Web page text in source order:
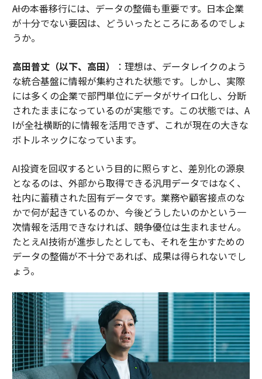
――AIの本番移行には、データの整備も重要です。日本企業
が十分でない要因は、どういったところにあるのでしょ
うか。
高田普丈（以下、高田）
：理想は、データレイクのよう
な統合基盤に情報が集約された状態です。しかし、実際
には多くの企業で部門単位にデータがサイロ化し、分断
されたままになっているのが実態です。この状態では、A
Iが全社横断的に情報を活用できず、これが現在の大きな
ボトルネックになっています。
AI投資を回収するという目的に照らすと、差別化の源泉
となるのは、外部から取得できる汎用データではなく、
社内に蓄積された固有データです。業務や顧客接点のな
かで何が起きているのか、今後どうしたいのかという一
次情報を活用できなければ、競争優位は生まれません。
たとえAI技術が進歩したとしても、それを生かすための
データの整備が不十分であれば、成果は得られないでし
ょう。